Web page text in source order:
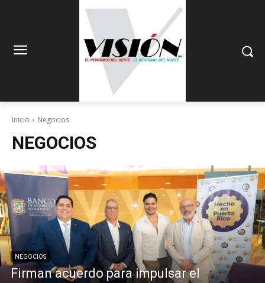
Inicio Negocios
NEGOCIOS
NEGOCIOS
Firman acuerdo para impulsar el